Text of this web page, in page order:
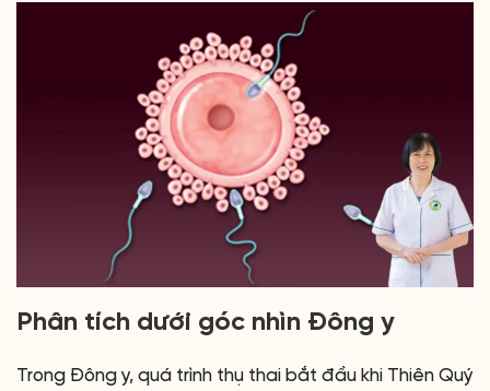
Phân tích dưới góc nhìn Đông y
Trong Đông y, quá trình thụ thai bắt đầu khi Thiên Quý